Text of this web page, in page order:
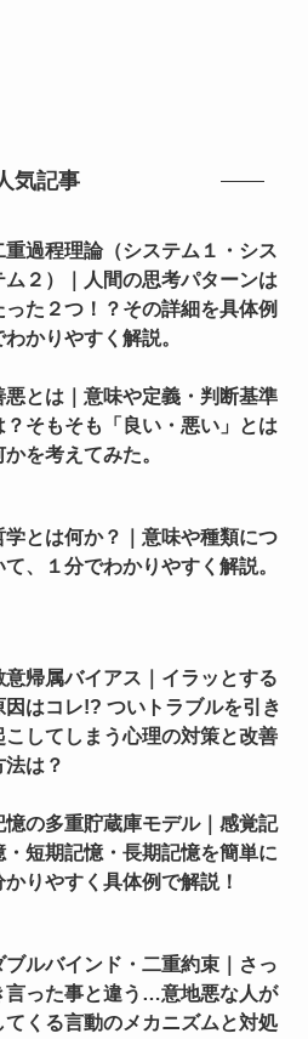
気記事
重過程理論（システム１・シス
ム２）｜人間の思考パターンは
った２つ！？その詳細を具体例
わかりやすく解説。
悪とは｜意味や定義・判断基準
？そもそも「良い・悪い」とは
かを考えてみた。
学とは何か？｜意味や種類につ
て、１分でわかりやすく解説。
意帰属バイアス｜イラッとする
因はコレ!? ついトラブルを引き
こしてしまう心理の対策と改善
法は？
憶の多重貯蔵庫モデル｜感覚記
・短期記憶・長期記憶を簡単に
かりやすく具体例で解説！
ブルバインド・二重約束｜さっ
言った事と違う…意地悪な人が
てくる言動のメカニズムと対処